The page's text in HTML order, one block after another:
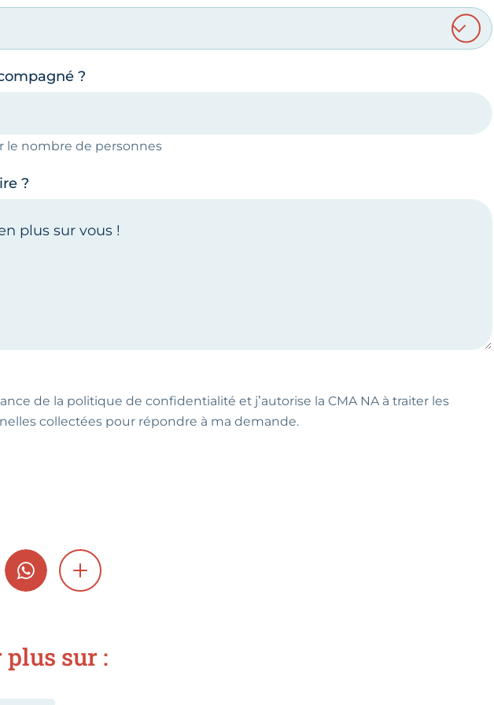
?
le nombre de personnes
?
de la politique de confidentialité et j’autorise la CMA NA à traiter les
collectées pour répondre à ma demande.
WHATSAPPSHOW MORE
sur :